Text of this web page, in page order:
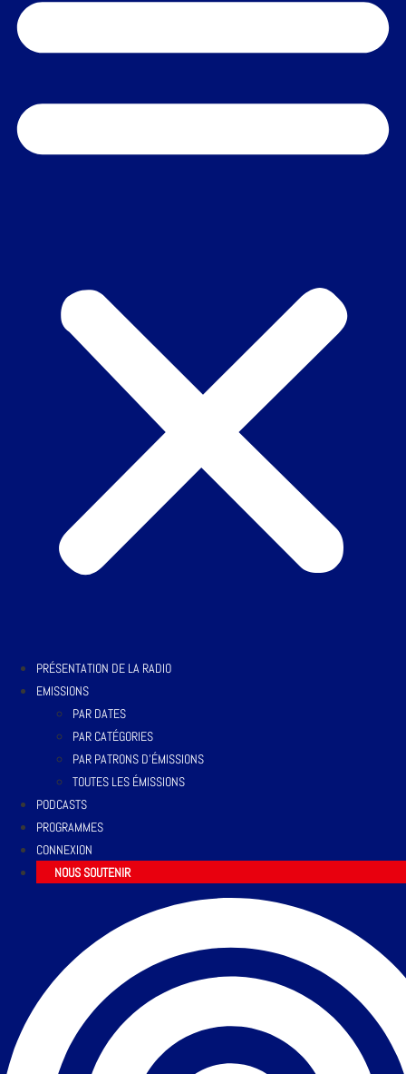
PRÉSENTATION DE LA RADIO
EMISSIONS
PAR DATES
PAR CATÉGORIES
PAR PATRONS D’ÉMISSIONS
TOUTES LES ÉMISSIONS
PODCASTS
PROGRAMMES
CONNEXION
NOUS SOUTENIR